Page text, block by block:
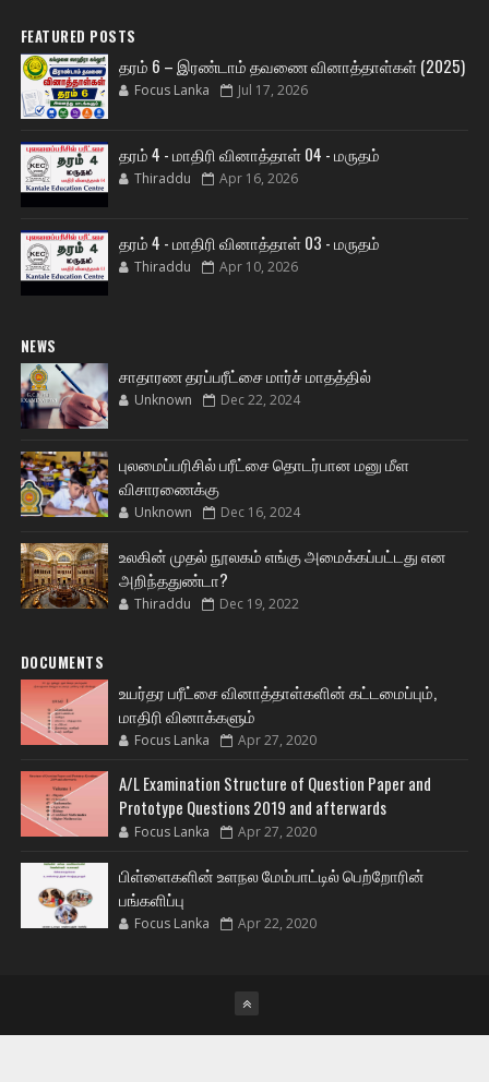
FEATURED POSTS
தரம் 6 – இரண்டாம் தவணை வினாத்தாள்கள் (2025)
Focus Lanka Jul 17, 2026
தரம் 4 - மாதிரி வினாத்தாள் 04 - மருதம்
Thiraddu Apr 16, 2026
தரம் 4 - மாதிரி வினாத்தாள் 03 - மருதம்
Thiraddu Apr 10, 2026
NEWS
சாதாரண தரப்பரீட்சை மார்ச் மாதத்தில்
Unknown Dec 22, 2024
புலமைப்பரிசில் பரீட்சை தொடர்பான மனு மீள
விசாரணைக்கு
Unknown Dec 16, 2024
உலகின் முதல் நூலகம் எங்கு அமைக்கப்பட்டது என
அறிந்ததுண்டா?
Thiraddu Dec 19, 2022
DOCUMENTS
உயர்தர பரீட்சை வினாத்தாள்களின் கட்டமைப்பும்,
மாதிரி வினாக்களும்
Focus Lanka Apr 27, 2020
A/L Examination Structure of Question Paper and
Prototype Questions 2019 and afterwards
Focus Lanka Apr 27, 2020
பிள்ளைகளின் உளநல மேம்பாட்டில் பெற்றோரின்
பங்களிப்பு
Focus Lanka Apr 22, 2020